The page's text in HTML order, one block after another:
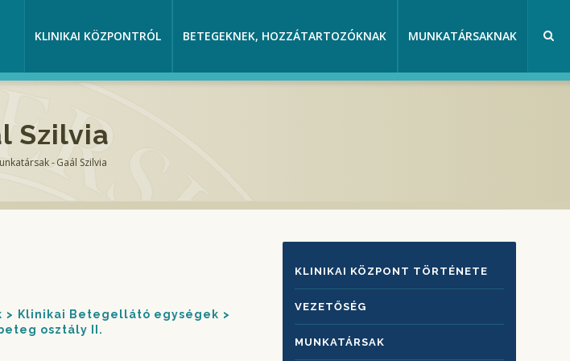
KLINIKAI KÖZPONTRÓL BETEGEKNEK, HOZZÁTARTOZÓKNAK MUNKATÁRSAKNAK
Szilvia
- Gaál Szilvia
Klinikai Betegellátó egységek
osztály II.
KLINIKAI
KÖZPONTRÓL
KLINIKAI KÖZPONT TÖRTÉNETE
VEZETŐSÉG
MUNKATÁRSAK